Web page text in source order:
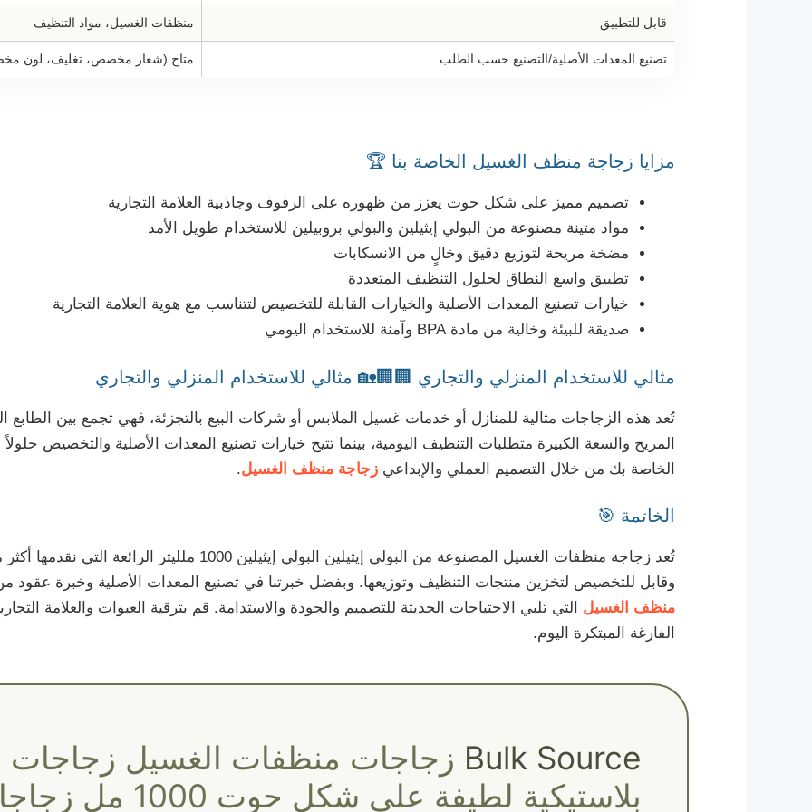
قابل للتطبيق منظفات الغسيل، مواد التنظيف
تصنيع المعدات الأصلية/التصنيع حسب الطلب متاح (شعار مخصص، تغليف، لون
مزايا زجاجة منظف الغسيل الخاصة بنا 🏆
تصميم مميز على شكل حوت يعزز من ظهوره على الرفوف وجاذبية العلامة التجارية
مواد متينة مصنوعة من البولي إيثيلين والبولي بروبيلين للاستخدام طويل الأمد
مضخة مريحة لتوزيع دقيق وخالٍ من الانسكابات
تطبيق واسع النطاق لحلول التنظيف المتعددة
خيارات تصنيع المعدات الأصلية والخيارات القابلة للتخصيص لتتناسب مع هوية العلامة التجارية
صديقة للبيئة وخالية من مادة BPA وآمنة للاستخدام اليومي
مثالي للاستخدام المنزلي والتجاري 🏢🏢🏡 مثالي للاستخدام المنزلي والتجاري
تُعد هذه الزجاجات مثالية للمنازل أو خدمات غسيل الملابس أو شركات البيع بالتجزئة، فهي تجمع بين الطابع
المريح والسعة الكبيرة متطلبات التنظيف اليومية، بينما تتيح خيارات تصنيع المعدات الأصلية والتخصيص
الخاصة بك من خلال التصميم العملي والإبداعي زجاجة منظف الغسيل.
الخاتمة 🎯
تُعد زجاجة منظفات الغسيل المصنوعة من البولي إيثيلين البولي
وقابل للتخصيص لتخزين منتجات التنظيف وتوزيعها. وبفضل خبرتنا في تصنيع المعدات الأصلية وخبرة عقود
منظف الغسيل التي تلبي الاحتياجات الحديثة للتصميم والجودة والاستدامة. قم بترقية العبوات والعلامة
الفارغة المبتكرة اليوم.
Bulk Source زجاجات منظفات الغسيل زجاجات
بلاستيكية لطيفة على شكل حوت